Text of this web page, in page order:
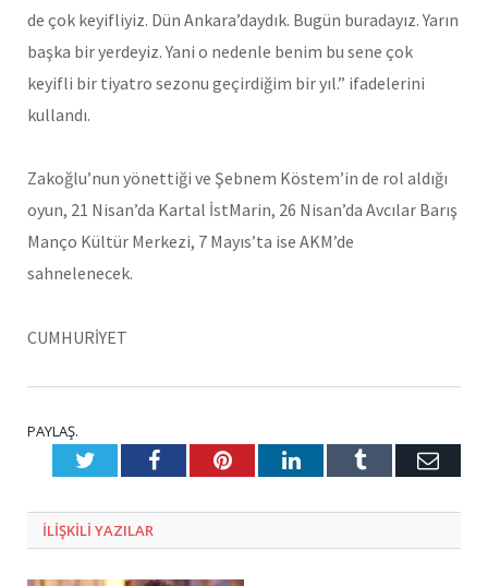
de çok keyifliyiz. Dün Ankara’daydık. Bugün buradayız. Yarın
başka bir yerdeyiz. Yani o nedenle benim bu sene çok
keyifli bir tiyatro sezonu geçirdiğim bir yıl.” ifadelerini
kullandı.
Zakoğlu’nun yönettiği ve Şebnem Köstem’in de rol aldığı
oyun, 21 Nisan’da Kartal İstMarin, 26 Nisan’da Avcılar Barış
Manço Kültür Merkezi, 7 Mayıs’ta ise AKM’de
sahnelenecek.
CUMHURİYET
PAYLAŞ.
TwitterFacebookPinterestLinkedInTumblr E-
ILIŞKILI YAZILAR